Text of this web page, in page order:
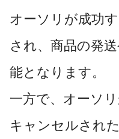
オーソリが成功
され、商品の発
能となります。
一方で、オーソ
キャンセルされ